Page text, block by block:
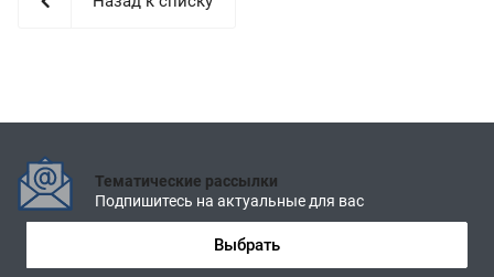
Тематические рассылки
Подпишитесь на актуальные для вас
Выбрать